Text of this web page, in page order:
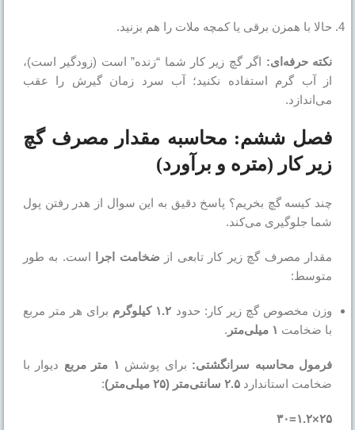
حالا با همزن برقی یا کمچه ملات را هم بزنید.
نکته حرفه‌ای: اگر گچ زیر کار شما “زنده” است (زودگیر است)،
از آب گرم استفاده نکنید؛ آب سرد زمان گیرش را عقب
می‌اندازد.
فصل ششم: محاسبه مقدار مصرف گچ
زیر کار (متره و برآورد)
چند کیسه گچ بخریم؟ پاسخ دقیق به این سوال از هدر رفتن پول
شما جلوگیری می‌کند.
مقدار مصرف گچ زیر کار تابعی ازضخامت اجرا
است. به طور
متوسط:
وزن مخصوص گچ زیر کار: حدود ۱.۲ کیلوگرم
برای هر متر مربع
با ضخامت ۱ میلی‌متر .
فرمول محاسبه سرانگشتی: برای پوشش ۱ متر مر بع دیوار با
ضخامت استاندارد ۲.۵ سانتی‌متر (۲۵ میلی‌متر) :
۲۵×۱.۲=۳۰